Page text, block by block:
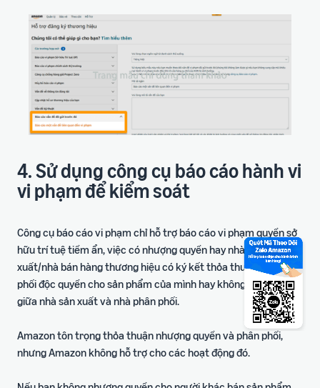
4. Sử dụng công cụ báo cáo hành vi
vi phạm để kiểm soát
Công cụ báo cáo vi phạm chỉ hỗ trợ báo cáo vi phạm quyền sở
hữu trí tuệ tiềm ẩn, việc có nhượng quyền hay nhà sản
xuất/nhà bán hàng thương hiệu có ký kết thỏa thuận phân
phối độc quyền cho sản phẩm của mình hay không là vấn đề
giữa nhà sản xuất và nhà phân phối.
Amazon tôn trọng thỏa thuận nhượng quyền và phân phối,
nhưng Amazon không hỗ trợ cho các hoạt động đó.